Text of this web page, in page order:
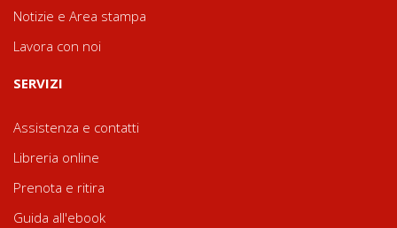
Notizie e Area stampa
Lavora con noi
SERVIZI
Assistenza e contatti
Libreria online
Prenota e ritira
Guida all'ebook